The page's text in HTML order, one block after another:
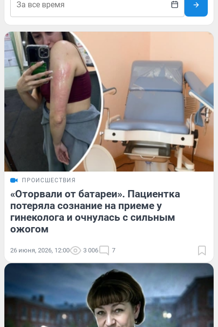
ПРОИСШЕСТВИЯ
«Оторвали от батареи». Пациентка
потеряла сознание на приеме у
гинеколога и очнулась с сильным
ожогом
26 июня, 2026, 12:00 3 006 7